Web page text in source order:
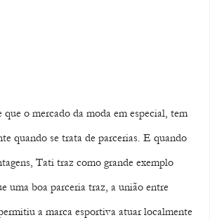
o mercado da moda em especial, tem
quando se trata de parcerias. E quando
Tati traz como grande exemplo
uma boa parceria traz, a união entre
a marca esportiva atuar localmente